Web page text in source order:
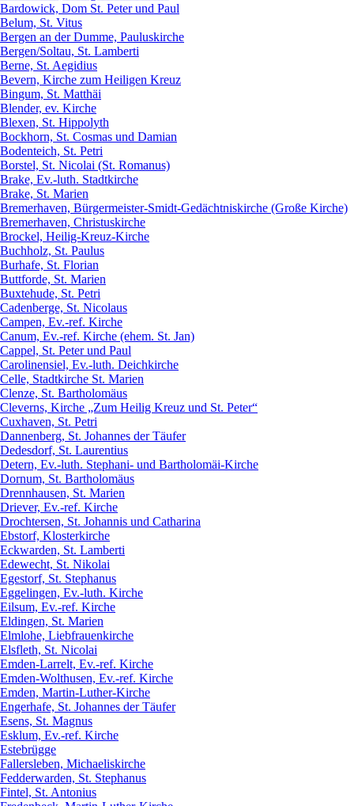
Bardowick, Dom St. Peter und Paul
Belum, St. Vitus
Bergen an der Dumme, Pauluskirche
Bergen/Soltau, St. Lamberti
Berne, St. Aegidius
Bevern, Kirche zum Heiligen Kreuz
Bingum, St. Matthäi
Blender, ev. Kirche
Blexen, St. Hippolyth
Bockhorn, St. Cosmas und Damian
Bodenteich, St. Petri
Borstel, St. Nicolai (St. Romanus)
Brake, Ev.-luth. Stadtkirche
Brake, St. Marien
Bremerhaven, Bürgermeister-Smidt-Gedächtniskirche (Große Kirche)
Bremerhaven, Christuskirche
Brockel, Heilig-Kreuz-Kirche
Buchholz, St. Paulus
Burhafe, St. Florian
Buttforde, St. Marien
Buxtehude, St. Petri
Cadenberge, St. Nicolaus
Campen, Ev.-ref. Kirche
Canum, Ev.-ref. Kirche (ehem. St. Jan)
Cappel, St. Peter und Paul
Carolinensiel, Ev.-luth. Deichkirche
Celle, Stadtkirche St. Marien
Clenze, St. Bartholomäus
Cleverns, Kirche „Zum Heilig Kreuz und St. Peter“
Cuxhaven, St. Petri
Dannenberg, St. Johannes der Täufer
Dedesdorf, St. Laurentius
Detern, Ev.-luth. Stephani- und Bartholomäi-Kirche
Dornum, St. Bartholomäus
Drennhausen, St. Marien
Driever, Ev.-ref. Kirche
Drochtersen, St. Johannis und Catharina
Ebstorf, Klosterkirche
Eckwarden, St. Lamberti
Edewecht, St. Nikolai
Egestorf, St. Stephanus
Eggelingen, Ev.-luth. Kirche
Eilsum, Ev.-ref. Kirche
Eldingen, St. Marien
Elmlohe, Liebfrauenkirche
Elsfleth, St. Nicolai
Emden-Larrelt, Ev.-ref. Kirche
Emden-Wolthusen, Ev.-ref. Kirche
Emden, Martin-Luther-Kirche
Engerhafe, St. Johannes der Täufer
Esens, St. Magnus
Esklum, Ev.-ref. Kirche
Estebrügge
Fallersleben, Michaeliskirche
Fedderwarden, St. Stephanus
Fintel, St. Antonius